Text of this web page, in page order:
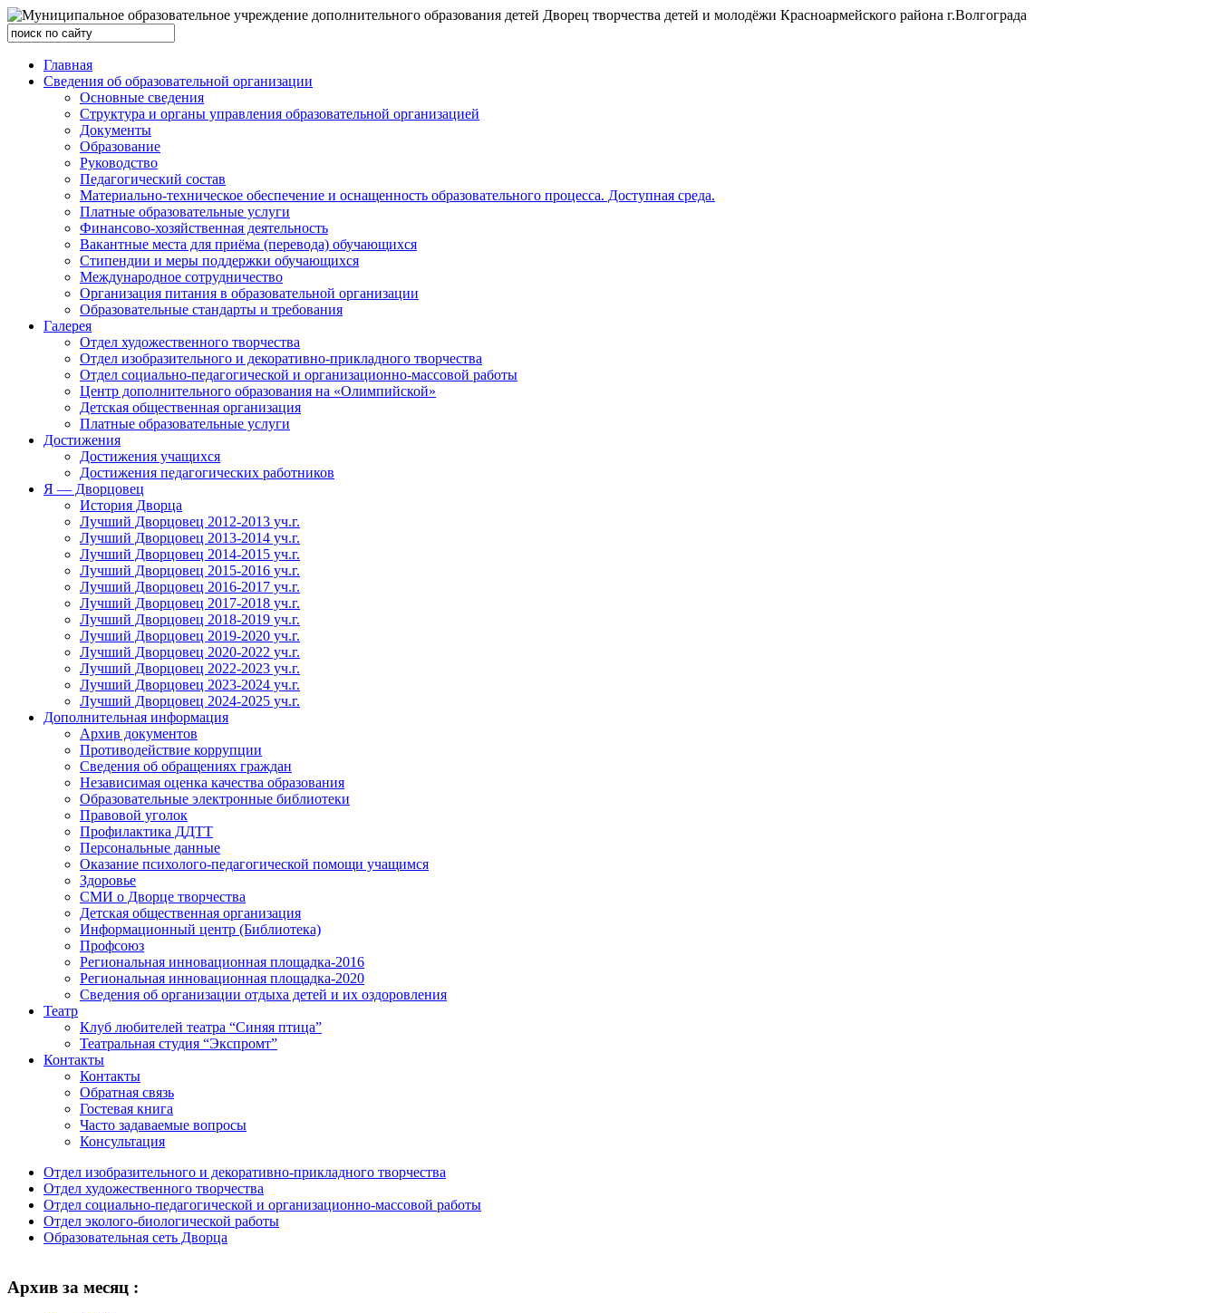
Главная
Сведения об образовательной организации
Основные сведения
Структура и органы управления образовательной организацией
Документы
Образование
Руководство
Педагогический состав
Материально-техническое обеспечение и оснащенность образовательного процесса. Доступная среда.
Платные образовательные услуги
Финансово-хозяйственная деятельность
Вакантные места для приёма (перевода) обучающихся
Стипендии и меры поддержки обучающихся
Международное сотрудничество
Организация питания в образовательной организации
Образовательные стандарты и требования
Галерея
Отдел художественного творчества
Отдел изобразительного и декоративно-прикладного творчества
Отдел социально-педагогической и организационно-массовой работы
Центр дополнительного образования на «Олимпийской»
Детская общественная организация
Платные образовательные услуги
Достижения
Достижения учащихся
Достижения педагогических работников
Я — Дворцовец
История Дворца
Лучший Дворцовец 2012-2013 уч.г.
Лучший Дворцовец 2013-2014 уч.г.
Лучший Дворцовец 2014-2015 уч.г.
Лучший Дворцовец 2015-2016 уч.г.
Лучший Дворцовец 2016-2017 уч.г.
Лучший Дворцовец 2017-2018 уч.г.
Лучший Дворцовец 2018-2019 уч.г.
Лучший Дворцовец 2019-2020 уч.г.
Лучший Дворцовец 2020-2022 уч.г.
Лучший Дворцовец 2022-2023 уч.г.
Лучший Дворцовец 2023-2024 уч.г.
Лучший Дворцовец 2024-2025 уч.г.
Дополнительная информация
Архив документов
Противодействие коррупции
Сведения об обращениях граждан
Независимая оценка качества образования
Образовательные электронные библиотеки
Правовой уголок
Профилактика ДДТТ
Персональные данные
Оказание психолого-педагогической помощи учащимся
Здоровье
СМИ о Дворце творчества
Детская общественная организация
Информационный центр (Библиотека)
Профсоюз
Региональная инновационная площадка-2016
Региональная инновационная площадка-2020
Сведения об организации отдыха детей и их оздоровления
Театр
Клуб любителей театра “Синяя птица”
Театральная студия “Экспромт”
Контакты
Контакты
Обратная связь
Гостевая книга
Часто задаваемые вопросы
Консультация
Отдел изобразительного и декоративно-прикладного творчества
Отдел художественного творчества
Отдел социально-педагогической и организационно-массовой работы
Отдел эколого-биологической работы
Образовательная сеть Дворца
Архив за месяц :